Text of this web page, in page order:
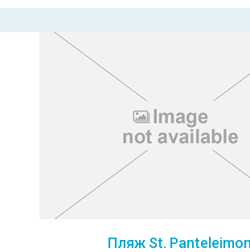
Пляж St. Panteleimon